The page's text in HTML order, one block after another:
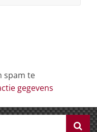
spam te
gegevens